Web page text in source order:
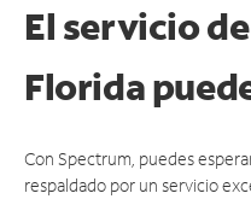
El servicio
Florida
Con Spectrum, puedes
respaldado por un servicio